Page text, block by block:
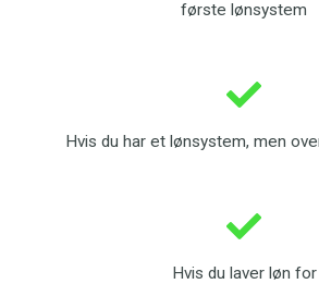
første lønsystem
Hvis du har et lønsystem, men
Hvis du laver løn for